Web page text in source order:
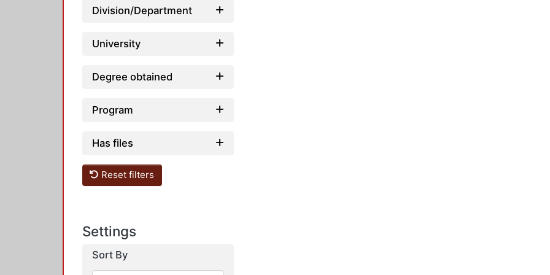
Division/Department
University
Degree obtained
Program
Has files
Reset filters
Settings
Sort By